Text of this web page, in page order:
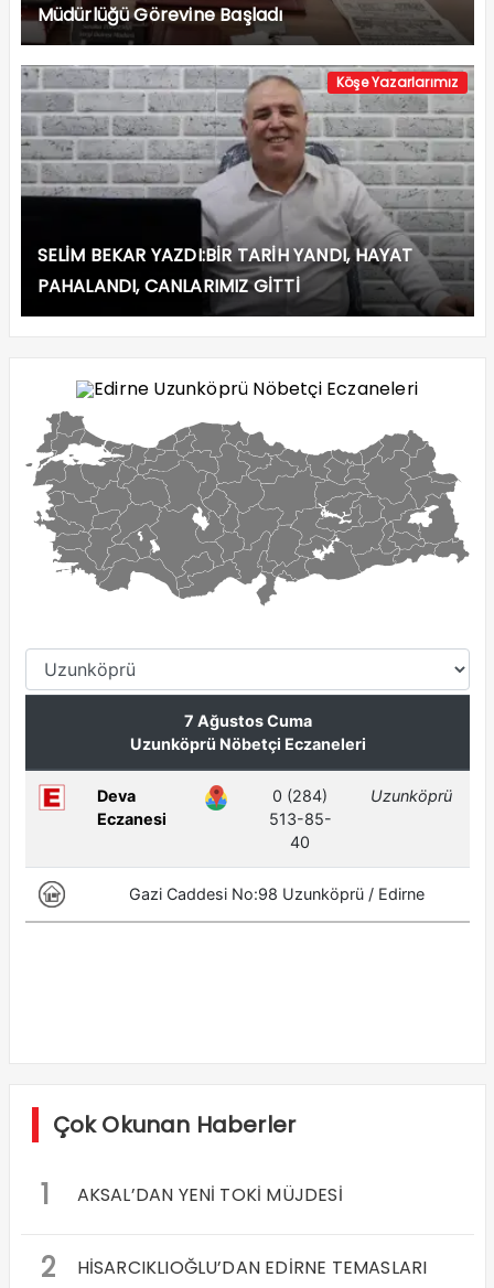
Müdürlüğü Görevine Başladı
Köşe Yazarlarımız
SELİM BEKAR YAZDI:BİR TARİH YANDI, HAYAT
PAHALANDI, CANLARIMIZ GİTTİ
Çok Okunan Haberler
1 AKSAL’DAN YENİ TOKİ MÜJDESİ
2 HİSARCIKLIOĞLU’DAN EDİRNE TEMASLARI